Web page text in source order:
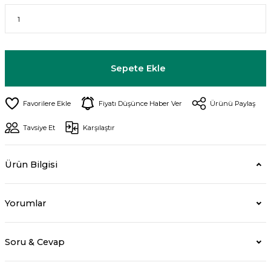
Sepete Ekle
Fiyatı Düşünce Haber Ver Ürünü Paylaş
Tavsiye Et Karşılaştır
Ürün Bilgisi
Yorumlar
Soru & Cevap